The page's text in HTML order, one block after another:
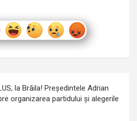
la Brăila! Președintele Adrian
organizarea partidului și alegerile